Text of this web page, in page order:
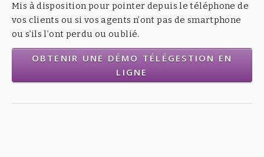
Mis à disposition pour pointer depuis le téléphone de
vos clients ou si vos agents n’ont pas de smartphone
ou s’ils l’ont perdu ou oublié.
OBTENIR UNE DÉMO TÉLÉGESTION EN
LIGNE